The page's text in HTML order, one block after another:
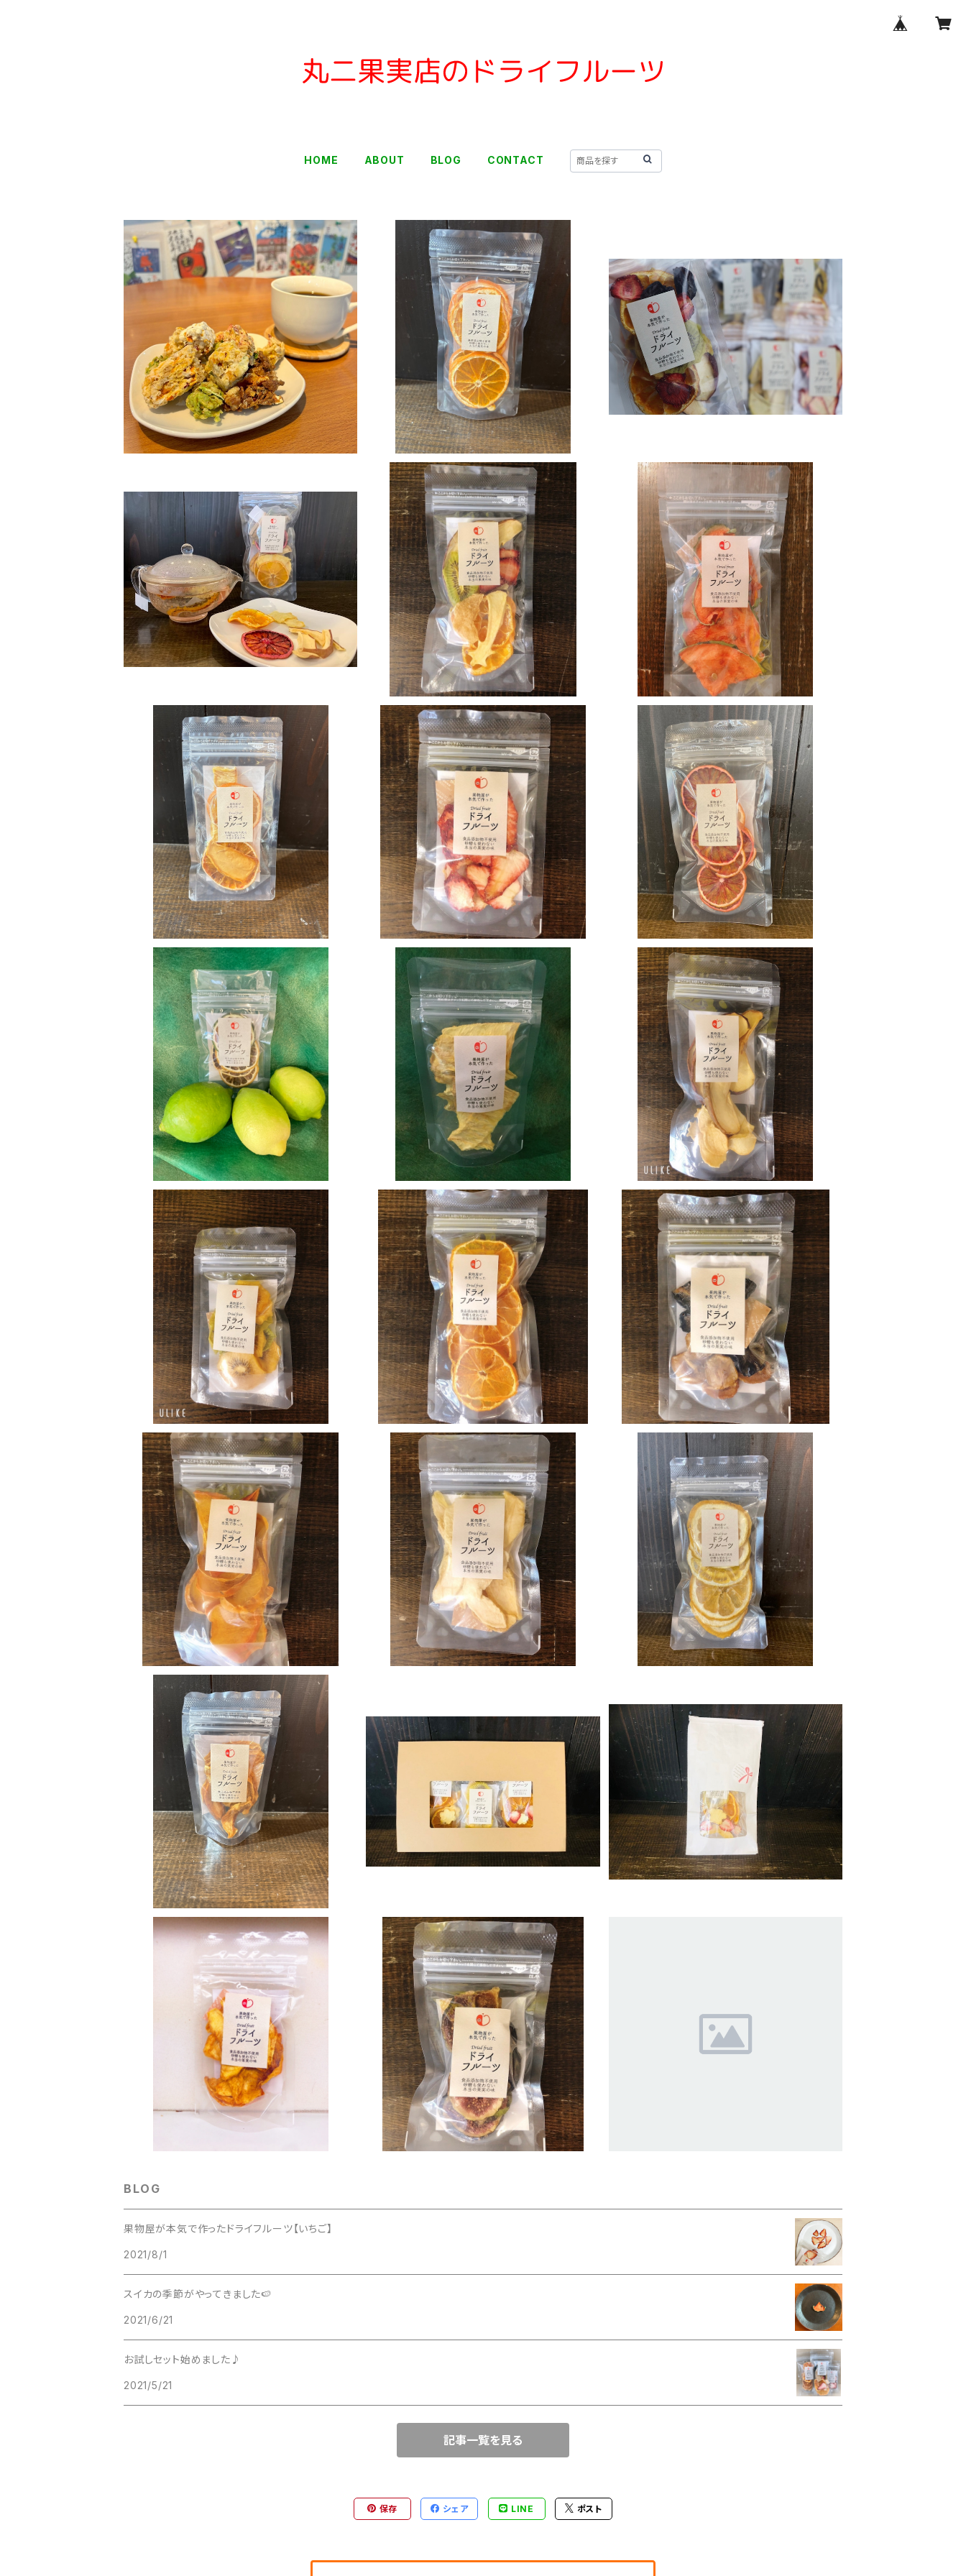
HOME ABOUT BLOG CONTACT
フルーツグラノーラキューブ
¥378
SOLD OUT
清見オレンジ
¥324
SOLD OUT
果物屋さんのご褒美セット 月5セット限定
¥3,240
SOLD OUT
滋賀県産の和紅茶を使った、フルーツティセッ
ト
¥378
おすすめ！ミックスドライフルーツ
¥324
国産スイカのドライフルーツ
¥324
宮崎県産マンゴー入りトロピカルミックス
¥324
国産いちごのドライフルーツ
¥324
SOLD OUT
ブラッドオレンジ
¥324
国産レモン
¥324
パインのドライフルーツ
¥324
青森産りんごのドライフルーツ
¥324
キウイとゴールドキウイのドライフルーツ
¥324
SOLD OUT
温州ミカンのドライフルーツ
¥324
SOLD OUT
ぶどうのドライフルーツ
¥324
SOLD OUT
奈良県産柿のドライフルーツ
¥324
国産梨のドライフルーツ
¥324
日向夏
¥324
SOLD OUT
国産桃のドライフルーツ
¥324
SOLD OUT
ギフト箱 中 (4～6袋用)
¥100
ギフト袋 (1～3袋用)
¥50
国産桃のドライフルーツ
¥324
SOLD OUT
京都府産和歌山県産滋賀県産いちじくのドラ
イフルーツ
¥324
SOLD OUT
購入の前に必ずお読みください ※商品追加
注意
¥50
BLOG
果物屋が本気で作ったドライフルーツ【いちご】
2021/8/1
スイカの季節がやってきました🍉
2021/6/21
お試しセット始めました♪
2021/5/21
記事一覧を見る
保存 シェア LINE ポスト